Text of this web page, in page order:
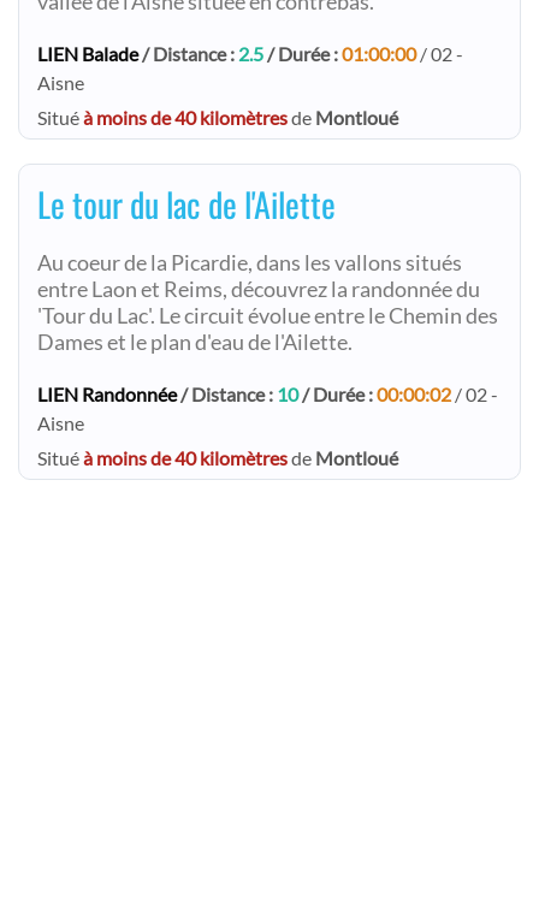
LIEN Balade/ Distance : 2.5/ Durée :01:00:00/ 02 -
Aisne
Situéà moins de 40 kilomètresde Montloué
Le tour du lac de l'Ailette
Au coeur de la Picardie, dans les vallons situés
entre Laon et Reims, découvrez la randonnée du
'Tour du Lac'. Le circuit évolue entre le Chemin des
Dames et le plan d'eau de l'Ailette.
LIEN Randonnée/ Distance : 10/ Durée :00:00:02 / 02 -
Aisne
Situéà moins de 40 kilomètresde Montloué